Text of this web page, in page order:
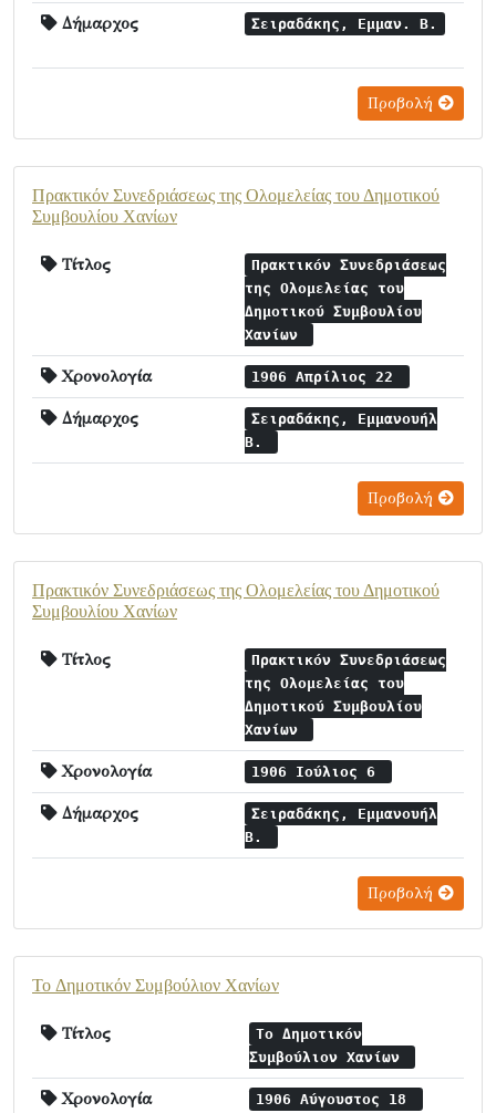
Δήμαρχος Σειραδάκης, Εμμαν. Β.
Προβολή
Πρακτικόν Συνεδριάσεως της Ολομελείας τoυ Δημοτικού
Συμβουλίου Χανίων
Τίτλος
Πρακτικόν Συνεδριάσεως
της Ολομελείας τoυ
Δημοτικού Συμβουλίου
Χανίων
Χρονολογία 1906 Απρίλιος 22
Δήμαρχος
Σειραδάκης, Εμμανουήλ
Β.
Προβολή
Πρακτικόν Συνεδριάσεως της Ολομελείας τoυ Δημοτικού
Συμβουλίου Χανίων
Τίτλος
Πρακτικόν Συνεδριάσεως
της Ολομελείας τoυ
Δημοτικού Συμβουλίου
Χανίων
Χρονολογία 1906 Ιούλιος 6
Δήμαρχος
Σειραδάκης, Εμμανουήλ
Β.
Προβολή
To Δημοτικόν Συμβούλιον Χανίων
Τίτλος
To Δημοτικόν
Συμβούλιον Χανίων
Χρονολογία 1906 Αύγουστος 18